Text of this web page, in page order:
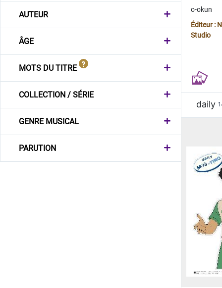
AUTEUR
ÂGE
MOTS DU TITRE
COLLECTION / SÉRIE
GENRE MUSICAL
PARUTION
o-okun
Éditeur :
Studio
daily